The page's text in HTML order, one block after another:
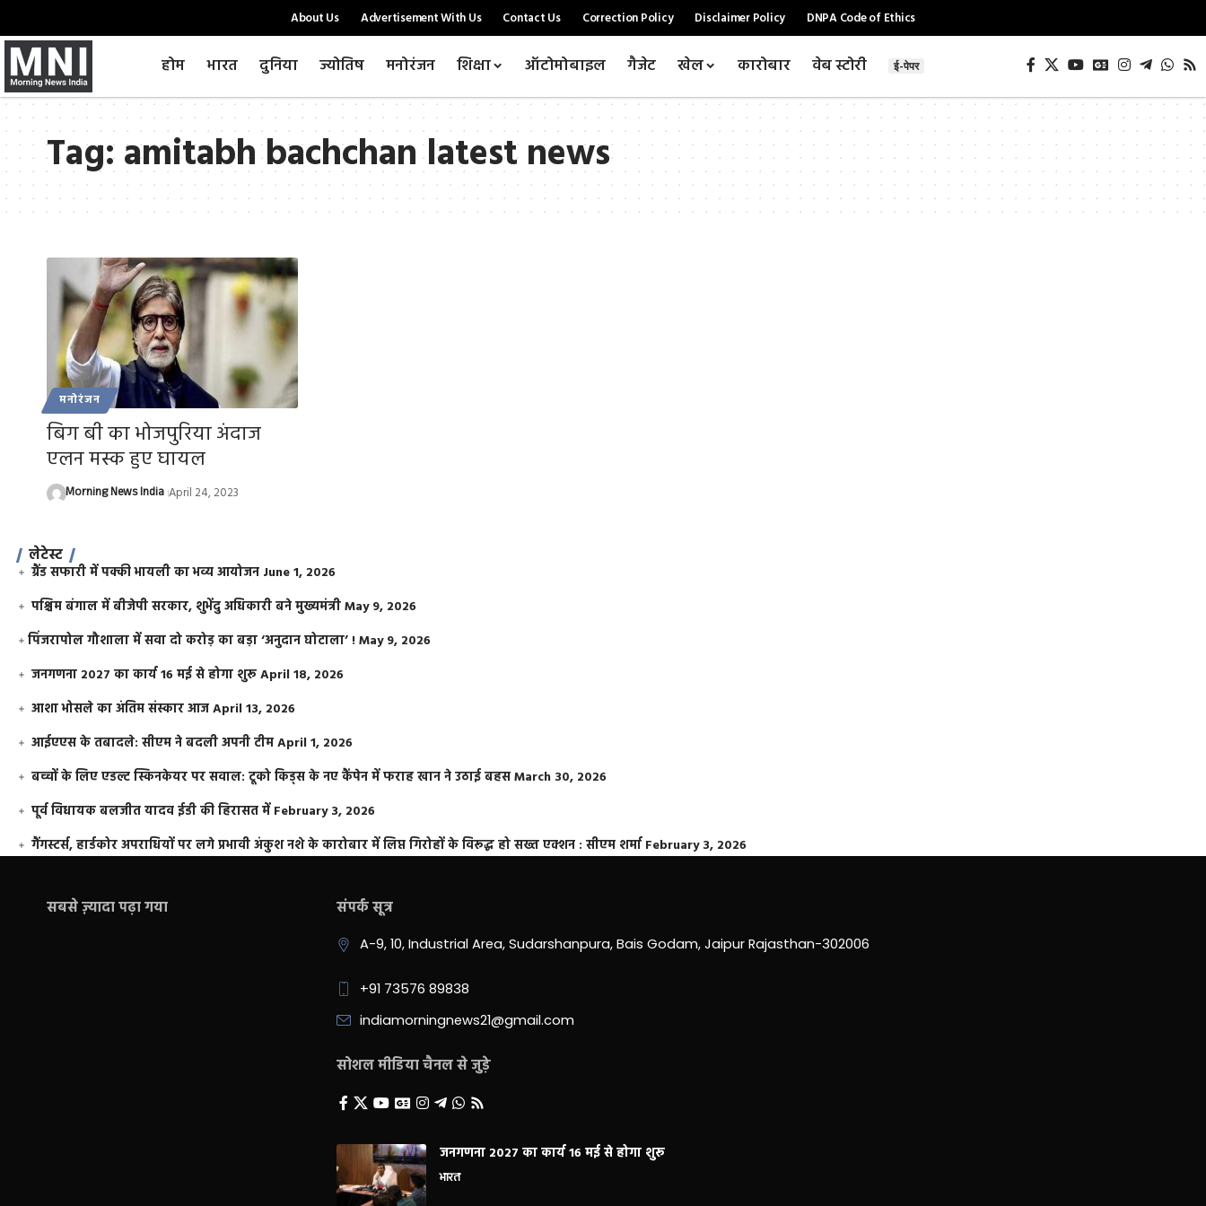
About Us Advertisement With Us Contact Us Correction Policy Disclaimer Policy DNPA Code of Ethics
होम भारत दुनिया ज्योतिष मनोरंजन शिक्षा ऑटोमोबाइल गैजेट खेल कारोबार वेब स्टोरी ई-पेपर
Tag:amitabh bachchan latest news
मनोरंजन
बिग बी का भोजपुरिया अंदाज
एलन मस्क हुए घायल
Morning News India April 24, 2023
लेटेस्ट
ग्रैंड सफारी में पक्की भायली का भव्य आयोजन June 1, 2026
पश्चिम बंगाल में बीजेपी सरकार, शुभेंदु अधिकारी बने मुख्यमंत्रीMay 9, 2026
​पिंजरापोल गौशाला में सवा दो करोड़ का बड़ा ‘अनुदान घोटाला’ !May 9, 2026
जनगणना 2027 का कार्य 16 मई से होगा शुरूApril 18, 2026
आशा भोसले का अंतिम संस्कार आजApril 13, 2026
आईएएस के तबादले: सीएम ने बदली अपनी टीमApril 1, 2026
बच्चों के लिए एडल्ट स्किनकेयर पर सवाल: टूको किड्स के नए कैंपेन में फराह खान ने उठाई बहसMarch 30, 2026
पूर्व विधायक बलजीत यादव ईडी की हिरासत में February 3, 2026
गैंगस्टर्स, हार्डकोर अपराधियों पर लगे प्रभावी अंकुश नशे के कारोबार में लिप्त गिरोहों के विरूद्ध हो सख्त एक्शन : सीएम शर्मा February 3, 2026
सबसे ज़्यादा पढ़ा गया संपर्क सूत्र
A-9, 10, Industrial Area, Sudarshanpura, Bais Godam, Jaipur Rajasthan-302006
+91 73576 89838
indiamorningnews21@gmail.com
सोशल मीडिया चैनल से जुड़े
जनगणना 2027 का कार्य 16 मई से होगा शुरू
भारत